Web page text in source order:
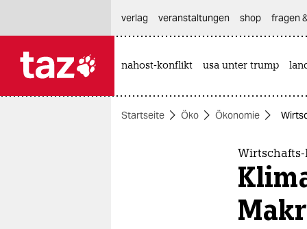
themen
verlag
veranstaltungen shop fragen
nahost-konflikt usa unter trump
Startseite Öko Ökonomie
Wirtschafts-